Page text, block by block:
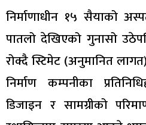
निर्माणाधीन १५ सैयाको
पातलो देखिएको गुनासो
रोक्दै स्टिमेट (अनुमानित
निर्माण कम्पनीका
डिजाइन र सामग्रीको